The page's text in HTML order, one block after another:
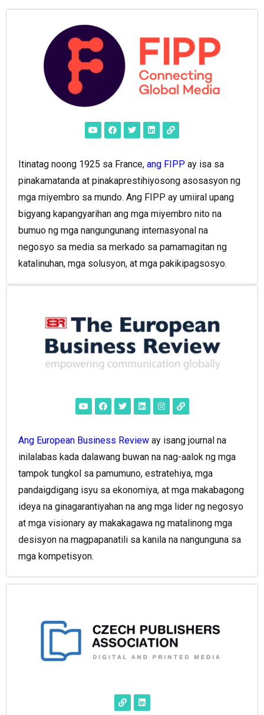
Itinatag noong 1925 sa France, ang FIPP ay isa sa
pinakamatanda at pinakaprestihiyosong asosasyon ng
mga miyembro sa mundo. Ang FIPP ay umiiral upang
bigyang kapangyarihan ang mga miyembro nito na
bumuo ng mga nangungunang internasyonal na
negosyo sa media sa merkado sa pamamagitan ng
katalinuhan, mga solusyon, at mga pakikipagsosyo.
Ang European Business Review ay isang journal na
inilalabas kada dalawang buwan na nag-aalok ng mga
tampok tungkol sa pamumuno, estratehiya, mga
pandaigdigang isyu sa ekonomiya, at mga makabagong
ideya na ginagarantiyahan na ang mga lider ng negosyo
at mga visionary ay makakagawa ng matalinong mga
desisyon na magpapanatili sa kanila na nangunguna sa
mga kompetisyon.